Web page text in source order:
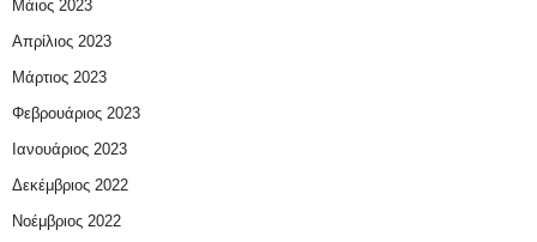
Μάιος 2023
Απρίλιος 2023
Μάρτιος 2023
Φεβρουάριος 2023
Ιανουάριος 2023
Δεκέμβριος 2022
Νοέμβριος 2022